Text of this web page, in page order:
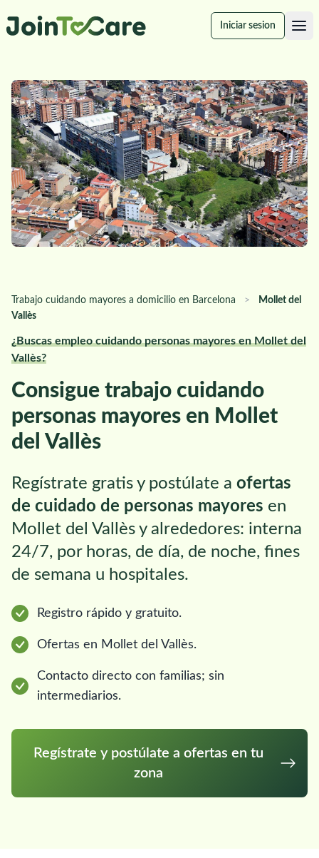
Iniciar sesion
Trabajo cuidando mayores a domicilio en Barcelona >
Mollet del
Vallès
¿Buscas empleo cuidando personas mayores en Mollet del
Vallès?
Consigue trabajo cuidando
personas mayores en Mollet
del Vallès
Regístrate gratis y postúlate a ofertas
de cuidado de personas mayores en
Mollet del Vallès y alrededores: interna
24/7, por horas, de día, de noche, fines
de semana u hospitales.
Registro rápido y gratuito.
Ofertas en Mollet del Vallès.
Contacto directo con familias; sin
intermediarios.
Regístrate y postúlate a ofertas en tu
zona